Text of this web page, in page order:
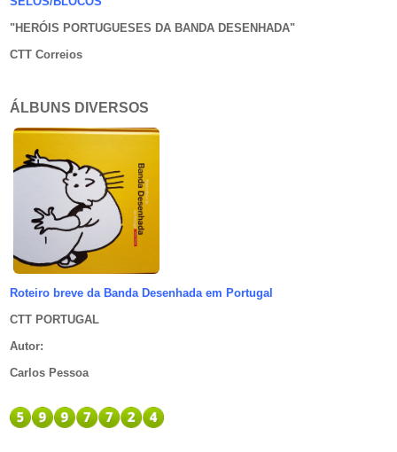
"HERÓIS PORTUGUESES DA BANDA DESENHADA"
CTT Correios
ÁLBUNS DIVERSOS
Roteiro breve da Banda Desenhada em Portugal
CTT PORTUGAL
Autor:
Carlos Pessoa